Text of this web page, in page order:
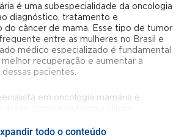
é uma subespecialidade da oncologia
diagnóstico, tratamento e
do câncer de mama. Esse tipo de tumor
entre as mulheres no Brasil e
médico especializado é fundamental
recuperação e aumentar a
pacientes.
em oncologia mamária é
integral e mais eficiente.
todo o conteúdo